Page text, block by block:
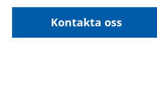
Kontakta oss